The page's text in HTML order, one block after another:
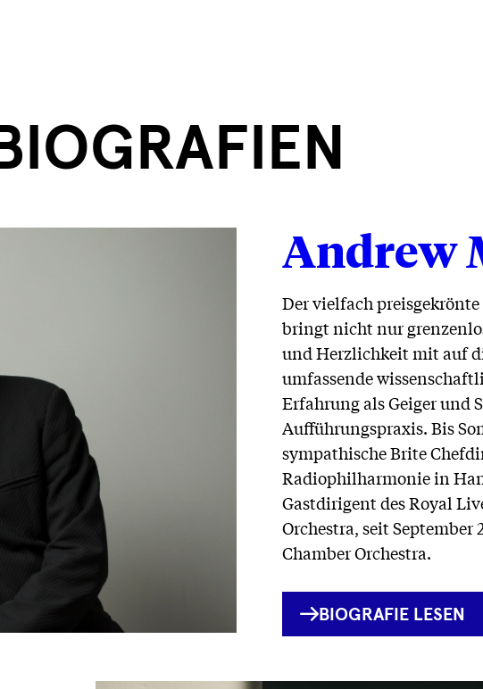
BIOGRAFIEN
Andrew
Der vielfach
bringt nicht nur
und Herzlichkeit mit auf
umfassende
Erfahrung als Geiger und
Aufführungspraxis. Bis
sympathische Brite
Radiophilharmonie in
Gastdirigent des Royal
Orchestra, seit September
Chamber Orchestra.
INTERNER
LINK
BIOGRAFIE LESEN